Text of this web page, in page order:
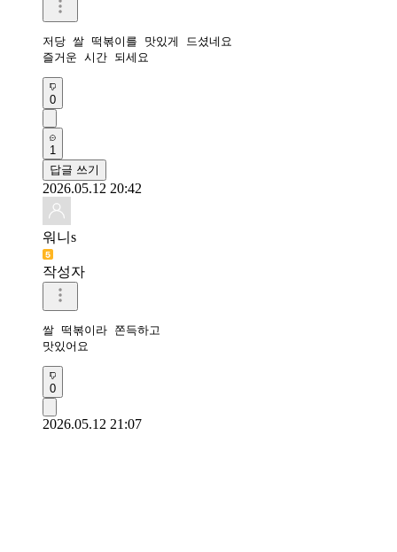
저당 쌀 떡볶이를 맛있게 드셨네요
즐거운 시간 되세요
0
1
답글 쓰기
2026.05.12 20:42
워니s
작성자
쌀 떡볶이라 쫀득하고
맛있어요
0
2026.05.12 21:07